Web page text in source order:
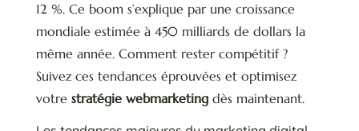
12 %. Ce boom s’explique par une croissance
mondiale estimée à 450 milliards de dollars la
même année. Comment rester compétitif ?
Suivez ces tendances éprouvées et optimisez
votre stratégie webmarketingdès maintenant.